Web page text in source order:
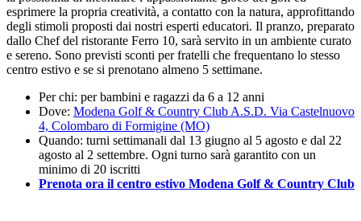
esprimere la propria creatività, a contatto con la natura, approfittando
degli stimoli proposti dai nostri esperti educatori. Il pranzo, preparato
dallo Chef del ristorante Ferro 10, sarà servito in un ambiente curato
e sereno. Sono previsti sconti per fratelli che frequentano lo stesso
centro estivo e se si prenotano almeno 5 settimane.
Per chi: per bambini e ragazzi da 6 a 12 anni
Dove: Modena Golf & Country Club A.S.D. Via Castelnuovo
4, Colombaro di Formigine (MO)
Quando: turni settimanali dal 13 giugno al 5 agosto e dal 22
agosto al 2 settembre. Ogni turno sarà garantito con un
minimo di 20 iscritti
Prenota ora il centro estivo Modena Golf & Country Club